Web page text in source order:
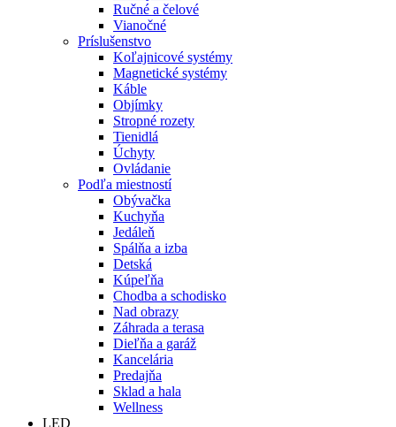
Ručné a čelové
Vianočné
Príslušenstvo
Koľajnicové systémy
Magnetické systémy
Káble
Objímky
Stropné rozety
Tienidlá
Úchyty
Ovládanie
Podľa miestností
Obývačka
Kuchyňa
Jedáleň
Spálňa a izba
Detská
Kúpeľňa
Chodba a schodisko
Nad obrazy
Záhrada a terasa
Dieľňa a garáž
Kancelária
Predajňa
Sklad a hala
Wellness
LED